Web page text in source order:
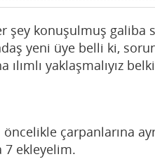
şey konuşulmuş
yeni üye belli ki,
ılımlı yaklaşmalıyız
çarpanlarına
7 ekleyelim.